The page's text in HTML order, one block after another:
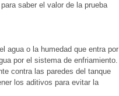
saber el valor de la prueba
agua o la humedad que entra por
por el sistema de enfriamiento.
contra las paredes del tanque
los aditivos para evitar la